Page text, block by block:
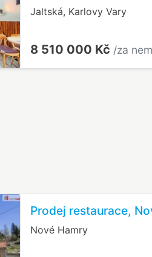
Jaltská, Karlovy Vary
8 510 000 Kč /za
Prodej restaurace,
Nové Hamry